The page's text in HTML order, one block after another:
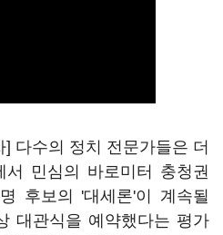
다수의 정치 전문가들은 더
서 민심의 바로미터 충청권
후보의 '대세론'이 계속될
대관식을 예약했다는 평가